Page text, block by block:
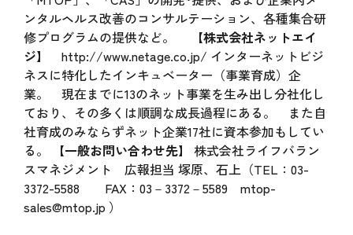
ンタルヘルス改善のコンサルテーション、各種集合研
修プログラムの提供など。
【株式会社ネットエイ
ジ】
http://www.netage.co.jp/ インターネットビジ
ネスに特化したインキュベーター（事業育成）企
業。 現在までに13のネット事業を生み出し分社化し
ており、その多くは順調な成長過程にある。 また自
社育成のみならずネット企業17社に資本参加もしてい
る。
【一般お問い合わせ先】
株式会社ライフバラン
スマネジメント 広報担当 塚原、石上（TEL：03-
3372-5588 FAX：03－3372－5589 mtop-
sales@mtop.jp ）